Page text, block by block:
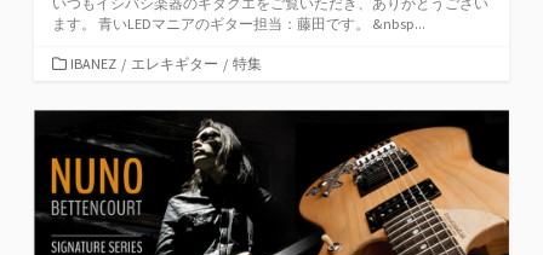
ます。 青いLEDマニアのギター担当：藤田です。 &nbsp...
カ
ゴ
ー
IBANEZ / エレキギター / 特集